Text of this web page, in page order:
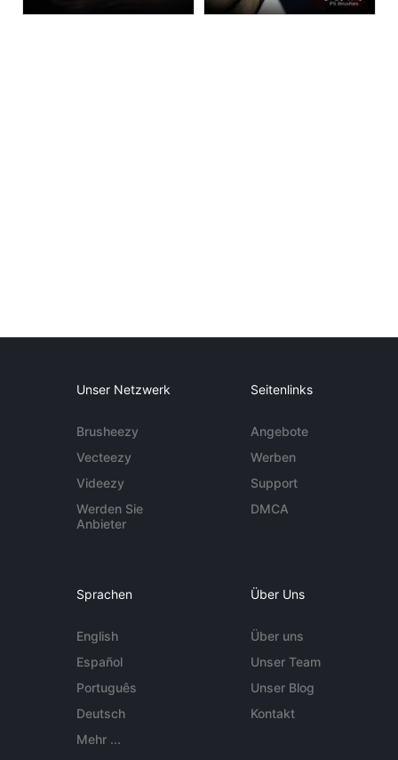
Unser Netzwerk
Brusheezy
Vecteezy
Videezy
Werden Sie
Anbieter
Seitenlinks
Angebote
Werben
Support
DMCA
Sprachen
English
Español
Português
Deutsch
Mehr ...
Über Uns
Über uns
Unser Team
Unser Blog
Kontakt